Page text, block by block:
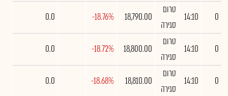
0
14:10
טרום
סגירה
18,790.00
-18.76%
0.0
0
14:10
טרום
סגירה
18,800.00
-18.72%
0.0
0
14:10
טרום
סגירה
18,810.00
-18.68%
0.0